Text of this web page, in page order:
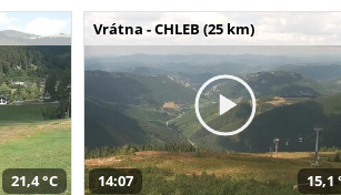
21,4 °C
Vrátna - CHLEB (25 km)
14:07 15,1